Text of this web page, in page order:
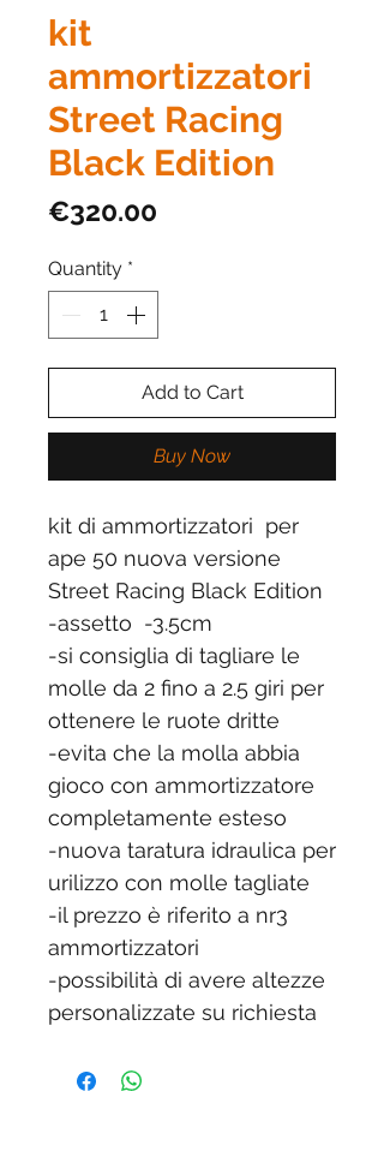
kit
ammortizzatori
Street Racing
Black Edition
€320.00
Quantity *
Add to Cart
Buy Now
kit di ammortizzatori per
ape 50 nuova versione
Street Racing Black Edition
-assetto -3.5cm
-si consiglia di tagliare le
molle da 2 fino a 2.5 giri per
ottenere le ruote dritte
-evita che la molla abbia
gioco con ammortizzatore
completamente esteso
-nuova taratura idraulica per
urilizzo con molle tagliate
-il prezzo è riferito a nr3
ammortizzatori
-possibilità di avere altezze
personalizzate su richiesta